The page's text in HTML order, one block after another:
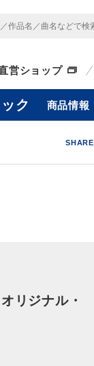
営ショップ
ク 商品情報
SHARE
リジナル・